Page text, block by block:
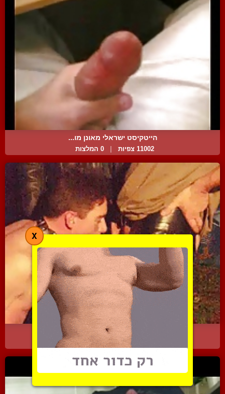
הייטקיסט ישראלי מאונן מו...
11002 צפיות 0 המלצות
מאסטר ועבד בסשן בדסמ הומ...
| 0 המלצות
X